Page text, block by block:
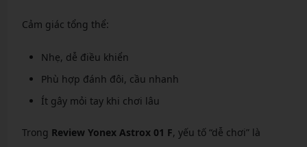
Cảm giác tổng thể:
Nhẹ, dễ điều khiển
Phù hợp đánh đôi, cầu nhanh
Ít gây mỏi tay khi chơi lâu
Trong Review Yonex Astrox 01 F, yếu tố “dễ chơi” là